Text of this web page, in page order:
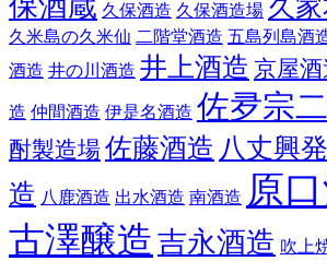
久保酒造 久保酒造場 久
久米島の久米仙 二階堂酒造 五島列島酒
酒造 井の川酒造 井上酒造 京屋酒
造 仲間酒造 伊是名酒造 佐夛宗
酎製造場佐藤酒造 八丈興発
造 八鹿酒造 出水酒造 南酒造 原
古澤醸造 吉永酒造 吹上